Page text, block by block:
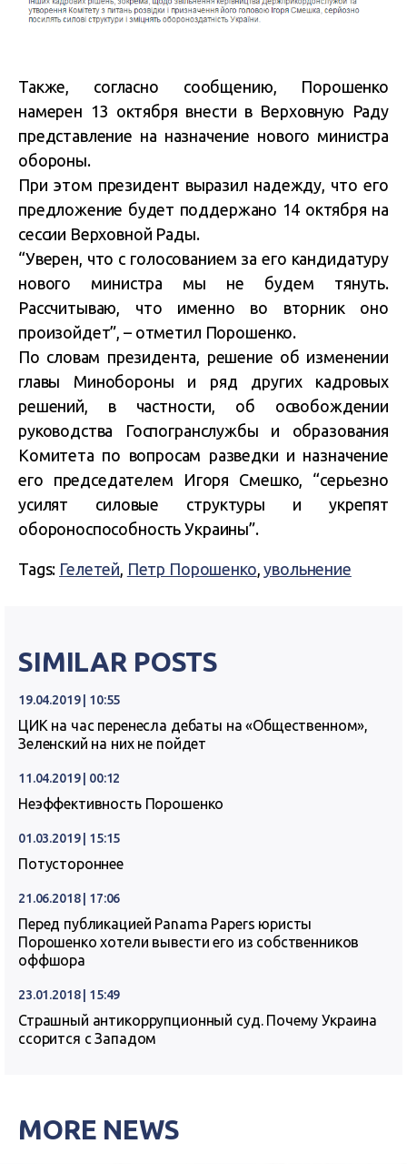
Также, согласно сообщению, Порошенко
намерен 13 октября внести в Верховную Раду
представление на назначение нового министра
обороны.
При этом президент выразил надежду, что его
предложение будет поддержано 14 октября на
сессии Верховной Рады.
“Уверен, что с голосованием за его кандидатуру
нового министра мы не будем тянуть.
Рассчитываю, что именно во вторник оно
произойдет”, – отметил Порошенко.
По словам президента, решение об изменении
главы Минобороны и ряд других кадровых
решений, в частности, об освобождении
руководства Госпогранслужбы и образования
Комитета по вопросам разведки и назначение
его председателем Игоря Смешко, “серьезно
усилят силовые структуры и укрепят
обороноспособность Украины”.
Tags: Гелетей, Петр Порошенко,увольнение
SIMILAR POSTS
19.04.2019 | 10:55
ЦИК на час перенесла дебаты на «Общественном»,
Зеленский на них не пойдет
11.04.2019 | 00:12
Неэффективность Порошенко
01.03.2019 | 15:15
Потустороннее
21.06.2018 | 17:06
Перед публикацией Panama Papers юристы
Порошенко хотели вывести его из собственников
оффшора
23.01.2018 | 15:49
Страшный антикоррупционный суд. Почему Украина
ссорится с Западом
MORE NEWS